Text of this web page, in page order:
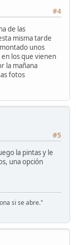
#4
de las
misma tarde
unos
los que vienen
la mañana
fotos
#5
la pintas y le
una opción
si se abre."